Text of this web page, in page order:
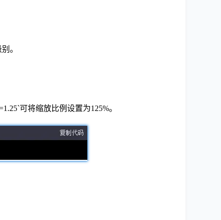
。
可将缩放比例设置为125%。